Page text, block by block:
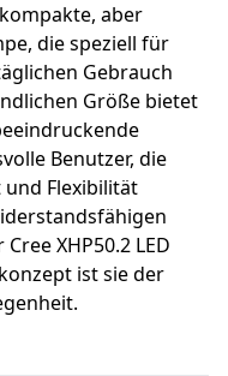
aber
die speziell für
Gebrauch
Größe bietet
Benutzer, die
Flexibilität
XHP50.2 LED
ist sie der